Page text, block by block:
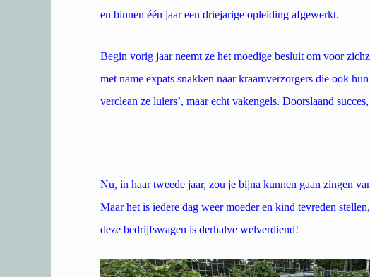
en binnen één jaar een driejarige opleiding afgewerkt.
Begin vorig jaar neemt ze het moedige besluit om voor
met name expats snakken naar kraamverzorgers die ook
verclean ze luiers’, maar echt vakengels. Doorslaand
Nu, in haar tweede jaar, zou je bijna kunnen gaan zingen
Maar het is iedere dag weer moeder en kind tevreden
deze bedrijfswagen is derhalve welverdiend!